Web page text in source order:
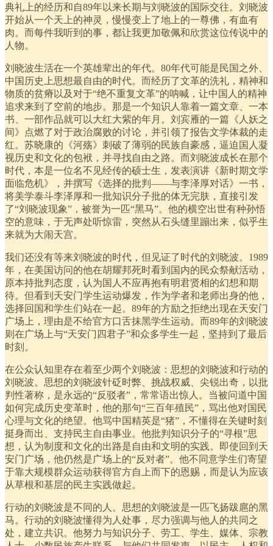
典礼上的经历和自89年以来长期与刘晓波的国际交往。刘晓波
开始从一个天上的神灵，慢慢变上了地上的一尊佛，有血有
肉。而每件我听到的事，都让我更加敬佩和欣赏这位传说中的
人物。
刘晓波生活在一个英雄辈出的年代。80年代可能是民国之外、
中国历史上思想最自由的时代。而经历了文革的洗礼，精神和
物质的贫瘠以及对于“绝不重复文革”的呐喊，让中国人的精神
追求来到了空前的地步。那是一个知识人靠着一篇文章、一本
书、一部作品就可以大红大紫的年月。刘宾雁的一篇《人妖之
间》点燃了对于政治腐败的讨论，并引领了报告文学体裁的走
红。苏晓康的《河殇》刺破了薄弱的民族自豪感，逼迫国人凝
视历史和文化的包袱，并寻找自由之路。而刘晓波成长在那个
时代，本是一位名不见经传的硕士生，发表演讲《新时期文学
面临危机》，并撰写《选择的批判——与李泽厚对话》一书，
将美学泰斗李泽厚和一批知识分子批的体无完肤，直接引发
了“刘晓波现象”，被誉为一匹“黑马”。他的横空出世有种孙悟
空的意味，于无声处听惊雷，突然从石头缝里蹦出来，似乎生
来就为大闹天宫。
我们还没有等来刘晓波的时代，但见证了时代的刘晓波。1989
年，在美国访问的他在胡耀邦死时看到国内的民众祭献活动，
原本持批判态度，认为国人不应再抱有明君贤相的幻想和期
待。但看到天安门学生运动爆发，作为学者和老师出身的他，
选择回国和学生们站在一起。89年的方励之拒绝出现在天安门
广场上，理由是不给官方口舌抹黑学生运动。而89年的刘晓波
则在广场上与“天安门四君子”和众多学生一起，坚持到了最后
时刻。
在公众认知里存在着至少两个刘晓波：思想的刘晓波和行动的
刘晓波。思想的刘晓波针砭时弊、挑战权威、尖锐出奇，以批
判性著称，是永远的“反驳者”，常常语出惊人。当被问道中国
如何完成历史变革时，他的那句“三百年殖民”，骂出他对国民
心理与文化的绝望。他骂中国精英是“猪”，不懂得在关键时刻
挺身而出、支持民主自由事业。他批判知识分子的“寻根”思
想，认为制度和文化的出路是自由和文明的实践。即使回到天
安门广场，他仍然是广场上的“反对者”。他不同意学生们寄望
于靠大规模群众运动获得官方自上而下的恩赐，而是认为应该
从草根和基层的民主实践做起。
行动的刘晓波是不同的人。思想的刘晓波是一匹飞扬跋扈的黑
马。行动的刘晓波懂得为人处事，尽力强调与他人的共同之
处，建立共识。他努力与知识分子、劳工、学生、媒体、宗教